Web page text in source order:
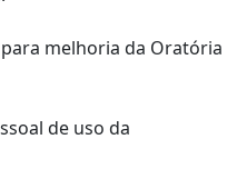
melhoria da Oratória
de uso da